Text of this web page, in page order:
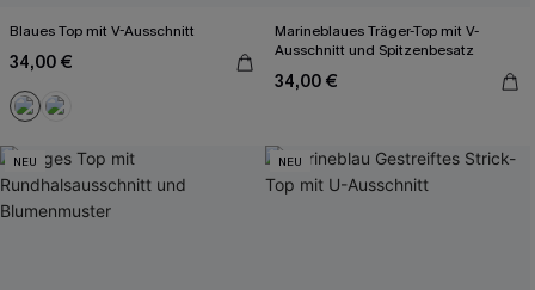
Blaues Top mit V-Ausschnitt
34,00 €
Marineblaues Träger-Top mit V-
Ausschnitt und Spitzenbesatz
34,00 €
NEU NEU